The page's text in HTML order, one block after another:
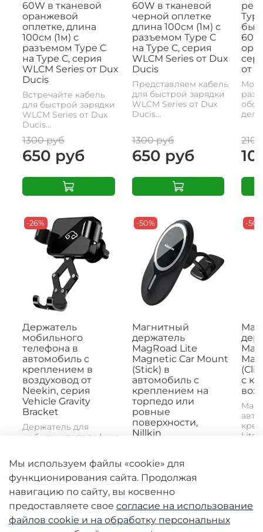
60W в тканевой
оранжевой
оплетке, длина
100см (1м) с
разъемом Type C
на Type C, серия
WLCM Series от Dux
Ducis
Встречайте кабель
для быстрой зарядки
WLCM Series от Dux
Ducis...
1300 руб
650 руб
60W в тканевой
черной оплетке
длина 100см (1м) с
разъемом Type C
на Type C, серия
WLCM Series от Dux
Ducis
Представляем кабель
для быстрой зарядки
WLCM Series от Dux
Ducis...
1300 руб
650 руб
от
-26%
Держатель
мобильного
телефона в
автомобиль с
креплением в
воздуховод от
Neekin, серия
Vehicle Gravity
Bracket
Держатель для
мобильного телефона
инструмент для...
2690 руб
1990 руб
-50%
Магнитный
держатель
MagRoad Lite
Magnetic Car Mount
(Stick) в
автомобиль с
креплением на
торпедо или
ровные
поверхности,
Nillkin
автомобильное
крепление MagRoad
Lite Magnetic Car
Mount (Clip) с...
3980 руб
1990 руб
-
с
Lite
Мы используем файлы «cookie» для
функционирования сайта. Продолжая
навигацию по сайту, вы косвенно
предоставляете свое согласие на использование
файлов cookie и на обработку персональных